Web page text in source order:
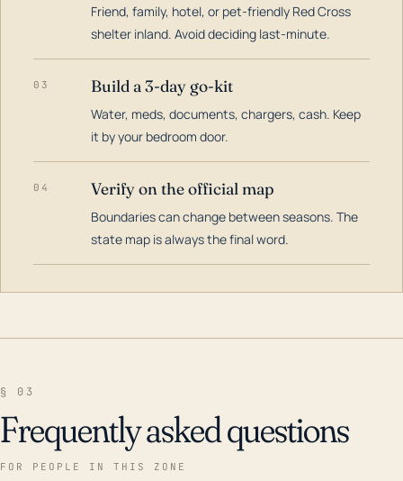
Friend, family, hotel, or pet-friendly Red Cross
shelter inland. Avoid deciding last-minute.
03 Build a 3-day go-kit
Water, meds, documents, chargers, cash. Keep
it by your bedroom door.
04 Verify on the official map
Boundaries can change between seasons. The
state map is always the final word.
§ 03
Frequently asked questions
FOR PEOPLE IN THIS ZONE